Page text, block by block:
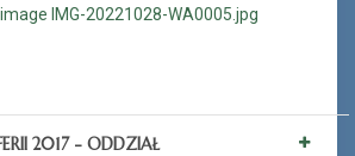
2017 - ODDZIAŁ